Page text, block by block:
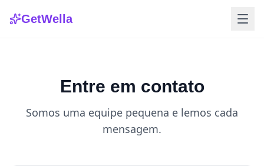
GetWella
Entre em contato
Somos uma equipe pequena e lemos cada
mensagem.